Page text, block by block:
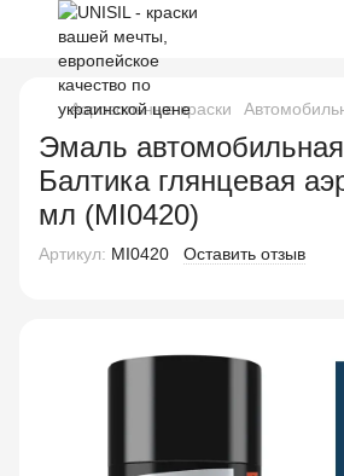
Аэрозольные краски
Эмаль
Балтика глянцевая
мл (MI0420)
Артикул: MI0420 Оставить отзыв